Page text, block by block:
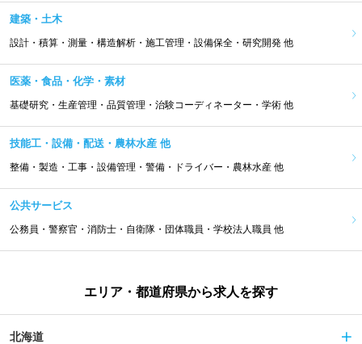
建築・土木
設計・積算・測量・構造解析・施工管理・設備保全・研究開発 他
医薬・食品・化学・素材
基礎研究・生産管理・品質管理・治験コーディネーター・学術 他
技能工・設備・配送・農林水産 他
整備・製造・工事・設備管理・警備・ドライバー・農林水産 他
公共サービス
公務員・警察官・消防士・自衛隊・団体職員・学校法人職員 他
エリア・都道府県から求人を探す
北海道